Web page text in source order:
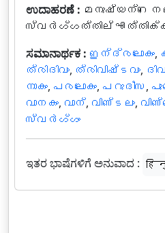
ಉದಾಹರಣೆ : മനുഷ്യന്റെ
സ്വർഗ്ഗത്തില്‍
ಸಮಾನಾರ್ಥಕ : ഇന്ദ്രലോകം,
ത്രിദിവം, ത്രിവിഷ്ടവം,
നാകം, പരലോകം, പറുദീസ,
വാനകം, വാന്‍, വിണ്ടലം,
സ്വർഗ്ഗം
ಇತರ ಭಾಷೆಗಳಿಗೆ ಅನುವಾದ :